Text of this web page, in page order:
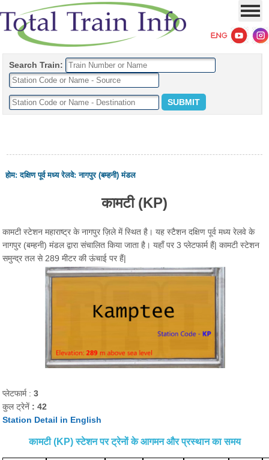
Search Train:
होम:दक्षिण पूर्व मध्य रेलवे:नागपुर (बम्हनी) मंडल
कामटी (KP)
कामटी स्टेशन महाराष्ट्र के नागपुर ज़िले में स्थित है। यह स्टैशन दक्षिण पूर्व मध्य रेलवे के
नागपुर (बम्हनी) मंडल द्वारा संचालित किया जाता है। यहाँ पर 3 प्लेटफार्म हैं| कामटी स्टेशन
समुन्द्र तल से 289 मीटर की ऊंचाई पर हैं|
प्लेटफार्म :3
कुल ट्रेनें : 42
Station Detail in English
कामटी (KP) स्टेशन पर ट्रेनों के आगमन और प्रस्थान का समय